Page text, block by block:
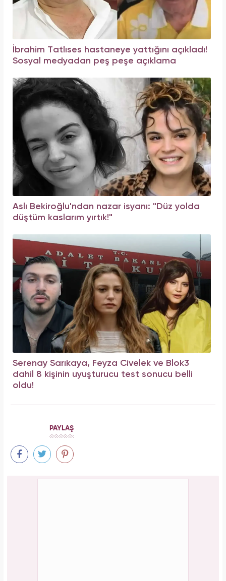
İbrahim Tatlıses hastaneye yattığını açıkladı!
Sosyal medyadan peş peşe açıklama
Aslı Bekiroğlu'ndan nazar isyanı: "Düz yolda
düştüm kaslarım yırtık!"
Serenay Sarıkaya, Feyza Civelek ve Blok3
dahil 8 kişinin uyuşturucu test sonucu belli
oldu!
PAYLAŞ